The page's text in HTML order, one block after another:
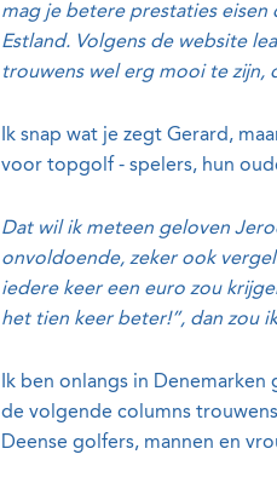
mag je betere prestaties eisen
Estland. Volgens de website
trouwens wel erg mooi te zijn,
Ik snap wat je zegt Gerard,
voor topgolf - spelers, hun
Dat wil ik meteen geloven
onvoldoende, zeker ook
iedere keer een euro zou
het tien keer beter!”, dan zou
Ik ben onlangs in
de volgende columns
Deense golfers, mannen en